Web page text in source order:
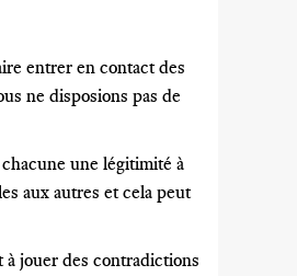
entrer en contact des
ne disposions pas de
une légitimité à
aux autres et cela peut
jouer des contradictions